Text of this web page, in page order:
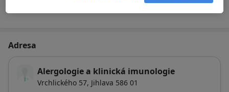
Adresa
Alergologie a klinická imunologie
Vrchlického 57, Jihlava 586 01